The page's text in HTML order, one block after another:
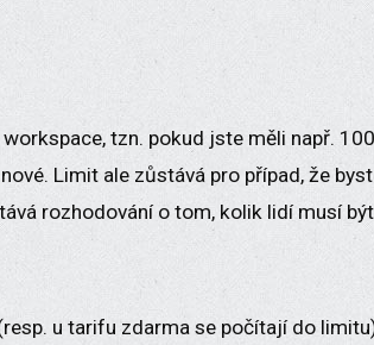
tzn. pokud jste měli např. 100
Limit ale zůstává pro případ, že
rozhodování o tom, kolik lidí musí být
u tarifu zdarma se počítají do